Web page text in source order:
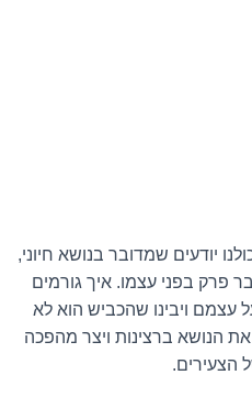
יודעים שמדובר בנושא חיוני,
פרק בפני עצמו. איך גורמים
עצמם ויבינו שהכביש הוא לא
הנושא ברצינות ויצר מהפכה
הצעירים.